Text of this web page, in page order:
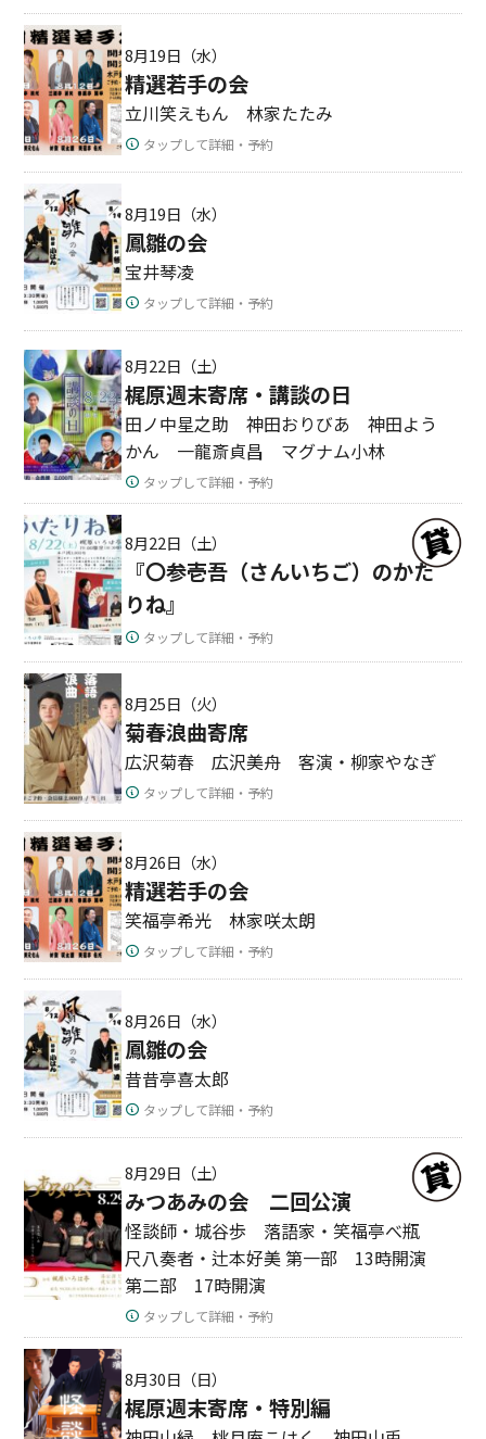
8月19日（水）
精選若手の会
立川笑えもん 林家たたみ
タップして詳細・予約
8月19日（水）
鳳雛の会
宝井琴凌
タップして詳細・予約
8月22日（土）
梶原週末寄席・講談の日
田ノ中星之助 神田おりびあ 神田よう
かん 一龍斎貞昌 マグナム小林
タップして詳細・予約
8月22日（土）
『〇参壱吾（さんいちご）のかた
りね』
タップして詳細・予約
8月25日（火）
菊春浪曲寄席
広沢菊春 広沢美舟 客演・柳家やなぎ
タップして詳細・予約
8月26日（水）
精選若手の会
笑福亭希光 林家咲太朗
タップして詳細・予約
8月26日（水）
鳳雛の会
昔昔亭喜太郎
タップして詳細・予約
8月29日（土）
みつあみの会 二回公演
怪談師・城谷歩 落語家・笑福亭べ瓶
尺八奏者・辻本好美 第一部 13時開演
第二部 17時開演
タップして詳細・予約
8月30日（日）
梶原週末寄席・特別編